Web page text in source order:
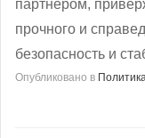
партнером,
прочного и
безопасность и
Опубликовано в Политика